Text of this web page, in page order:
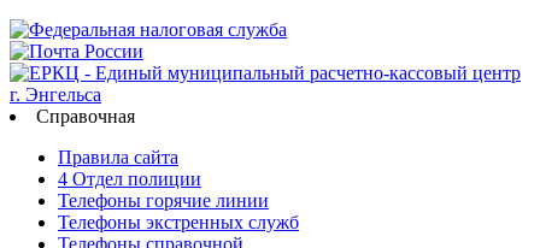
Справочная
Правила сайта
4 Отдел полиции
Телефоны горячие линии
Телефоны экстренных служб
Телефоны справочной